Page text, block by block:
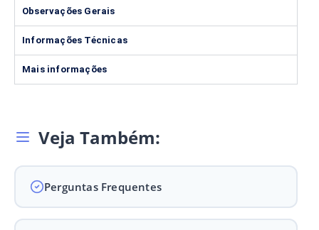
Observações Gerais
Informações Técnicas
Mais informações
Veja Também:
Perguntas Frequentes